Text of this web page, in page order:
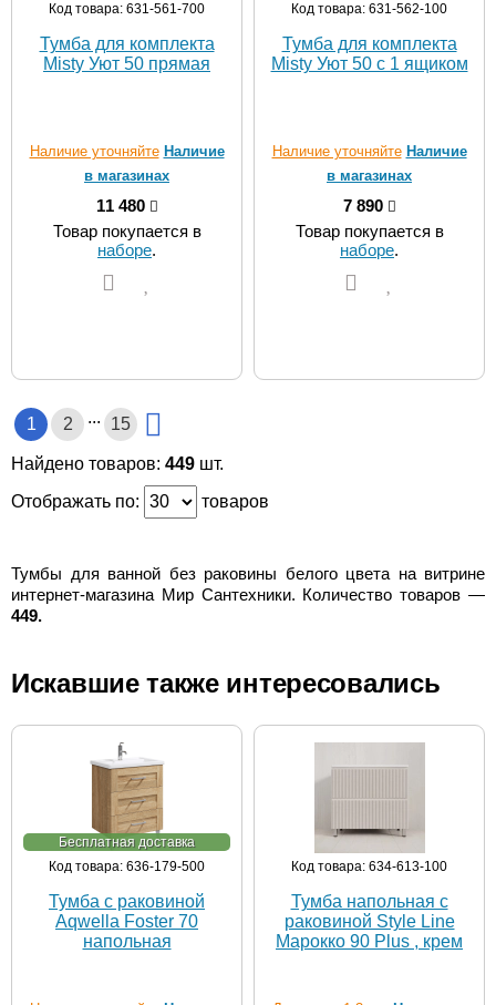
Код товара: 631-561-700
Тумба для комплекта
Misty Уют 50 прямая
Наличие уточняйте Наличие
в магазинах
11 480
Товар покупается в
наборе.
Код товара: 631-562-100
Тумба для комплекта
Misty Уют 50 с 1 ящиком
Наличие уточняйте Наличие
в магазинах
7 890
Товар покупается в
наборе.
1 2 ... 15
Найдено товаров: 449 шт.
Отображать по:
товаров
Тумбы для ванной без раковины белого цвета на витрине
интернет-магазина Мир Сантехники. Количество товаров —
449.
Искавшие также интересовались
Бесплатная доставка
Код товара: 636-179-500
Тумба с раковиной
Aqwella Foster 70
напольная
Код товара: 634-613-100
Тумба напольная с
раковиной Style Line
Марокко 90 Plus , крем